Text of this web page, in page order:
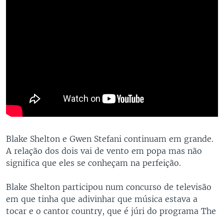
Blake Shelton e Gwen Stefani continuam em grande.
A relação dos dois vai de vento em popa mas não
significa que eles se conheçam na perfeição.
Blake Shelton participou num concurso de televisão
em que tinha que adivinhar que música estava a
tocar e o cantor country, que é júri do programa The